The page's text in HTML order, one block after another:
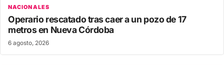
NACIONALES
Operario rescatado tras caer a un pozo de 17
metros en Nueva Córdoba
6 agosto, 2026